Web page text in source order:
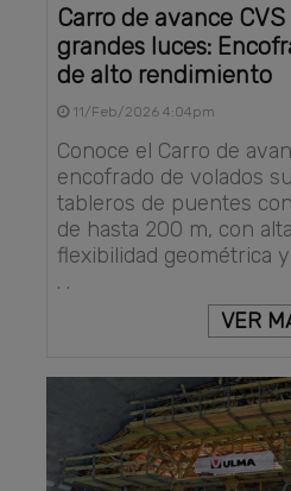
Carro de avance
grandes luces:
de alto rendimiento
11/Feb/2026 4:04pm
Conoce el Carro de
encofrado de volados
tableros de puentes
de hasta 200 m, con
flexibilidad geométrica
. .
VER